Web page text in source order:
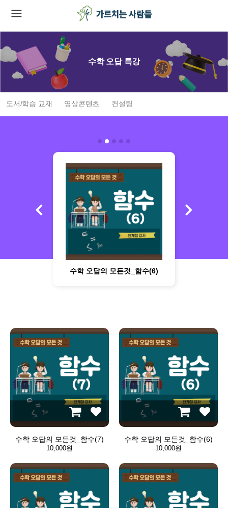
수학 오답 특강
도서/학습 교재 영상콘텐츠 컨설팅
수학 오답의 모든것_함수(6)
수학 오답의 모든것_함수(7)
10,000원
수학 오답의 모든것_함수(6)
10,000원